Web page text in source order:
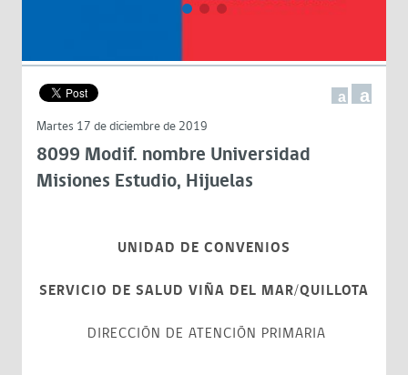
a a
Martes 17 de diciembre de 2019
8099 Modif. nombre Universidad
Misiones Estudio, Hijuelas
UNIDAD DE CONVENIOS
SERVICIO DE SALUD VIÑA DEL MAR/QUILLOTA
DIRECCIÓN DE ATENCIÓN PRIMARIA